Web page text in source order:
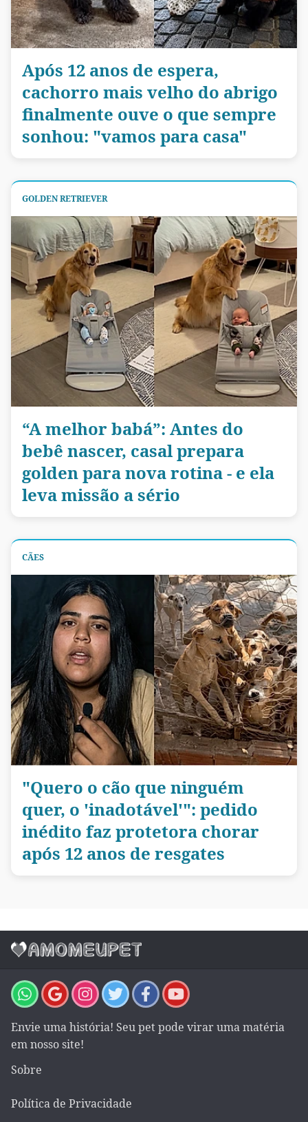
Após 12 anos de espera,
cachorro mais velho do abrigo
finalmente ouve o que sempre
sonhou: "vamos para casa"
GOLDEN RETRIEVER
“A melhor babá”: Antes do
bebê nascer, casal prepara
golden para nova rotina - e ela
leva missão a sério
CÃES
"Quero o cão que ninguém
quer, o 'inadotável'": pedido
inédito faz protetora chorar
após 12 anos de resgates
Envie uma história! Seu pet pode virar uma matéria
em nosso site!
Sobre
Política de Privacidade